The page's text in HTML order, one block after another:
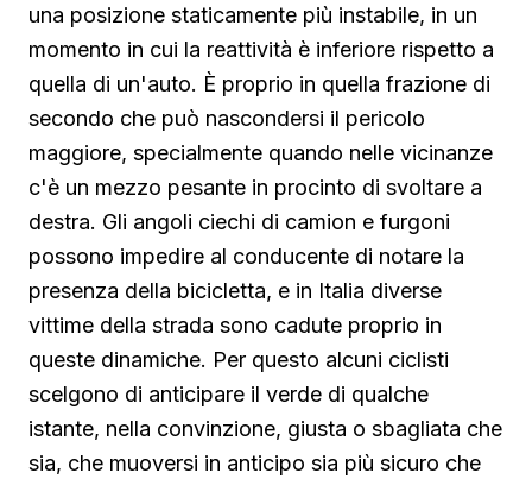
una posizione staticamente più instabile, in un
momento in cui la reattività è inferiore rispetto a
quella di un'auto. È proprio in quella frazione di
secondo che può nascondersi il pericolo
maggiore, specialmente quando nelle vicinanze
c'è un mezzo pesante in procinto di svoltare a
destra. Gli angoli ciechi di camion e furgoni
possono impedire al conducente di notare la
presenza della bicicletta, e in Italia diverse
vittime della strada sono cadute proprio in
queste dinamiche. Per questo alcuni ciclisti
scelgono di anticipare il verde di qualche
istante, nella convinzione, giusta o sbagliata che
sia, che muoversi in anticipo sia più sicuro che